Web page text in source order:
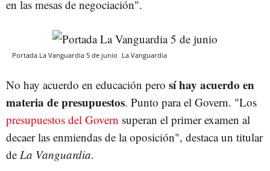
en las mesas de negociación".
Portada La Vanguardia 5 de junio La Vanguardia
No hay acuerdo en educación pero sí hay acuerdo en
materia de presupuestos. Punto para el Govern. "Los
presupuestos del Govern superan el primer examen al
decaer las enmiendas de la oposición", destaca un titular
de La Vanguardia.